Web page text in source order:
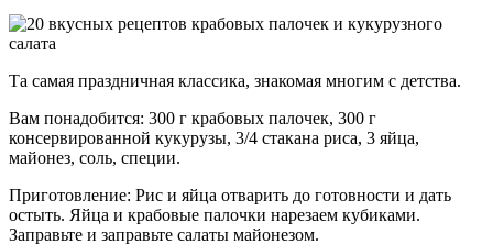
Та самая праздничная классика, знакомая многим с детства.
Вам понадобится: 300 г крабовых палочек, 300 г
консервированной кукурузы, 3/4 стакана риса, 3 яйца,
майонез, соль, специи.
Приготовление: Рис и яйца отварить до готовности и дать
остыть. Яйца и крабовые палочки нарезаем кубиками.
Заправьте и заправьте салаты майонезом.